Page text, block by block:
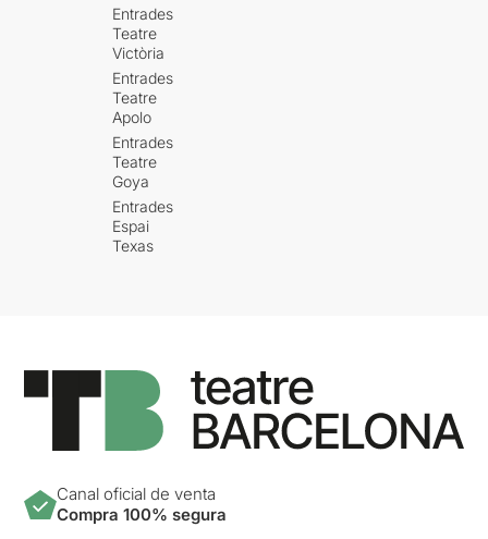
Entrades
Teatre
Victòria
Entrades
Teatre
Apolo
Entrades
Teatre
Goya
Entrades
Espai
Texas
Canal oficial de venta
Compra 100% segura